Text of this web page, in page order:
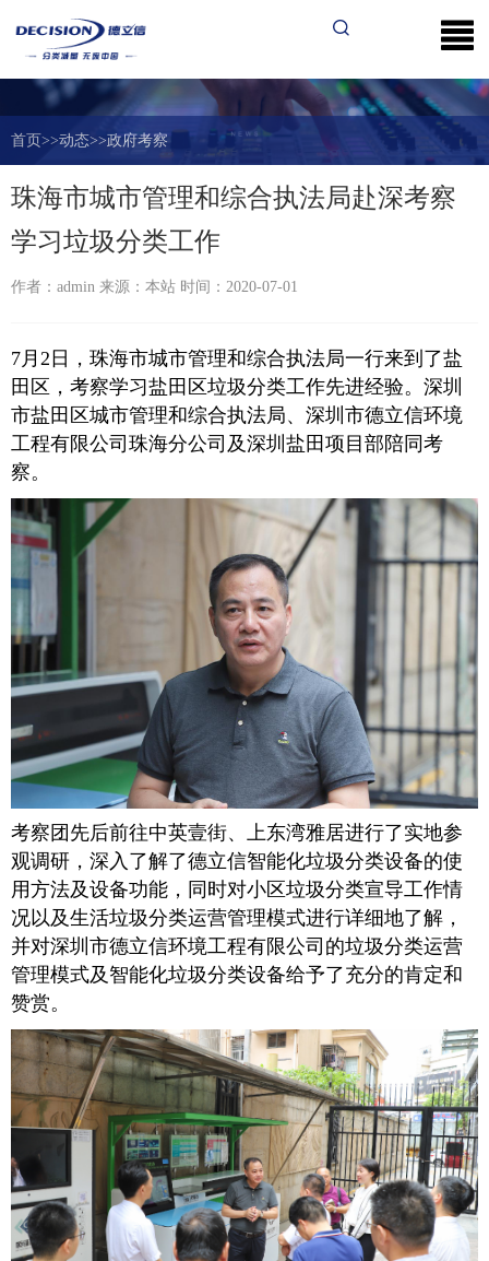
首页 >>动态>>政府考察
珠海市城市管理和综合执法局赴深考察
学习垃圾分类工作
作者：admin 来源：本站 时间：2020-07-01
7月2日，珠海市城市管理和综合执法局一行来到了盐
田区，考察学习盐田区垃圾分类工作先进经验。深圳
市盐田区城市管理和综合执法局、深圳市德立信环境
工程有限公司珠海分公司及深圳盐田项目部陪同考
察。
考察团先后前往中英壹街、上东湾雅居进行了实地参
观调研，深入了解了德立信智能化垃圾分类设备的使
用方法及设备功能，同时对小区垃圾分类宣导工作情
况以及生活垃圾分类运营管理模式进行详细地了解，
并对深圳市德立信环境工程有限公司的垃圾分类运营
管理模式及智能化垃圾分类设备给予了充分的肯定和
赞赏。